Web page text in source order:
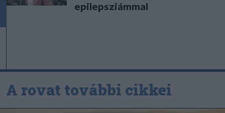
epilepsziámmal
A rovat további cikkei